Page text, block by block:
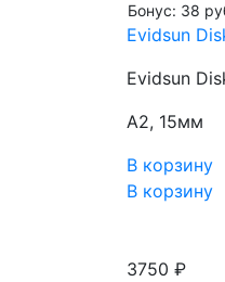
Бонус: 38
Evidsun
Evidsun
A2, 15мм
В корзину
В корзину
3750 ₽